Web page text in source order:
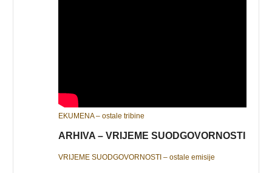
EKUMENA – ostale tribine
ARHIVA – VRIJEME SUODGOVORNOSTI
VRIJEME SUODGOVORNOSTI – ostale emisije